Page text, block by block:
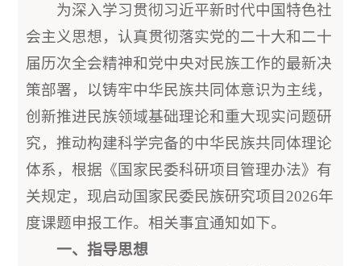
为深入学习贯彻习近平新时代中国特色社
会主义思想，认真贯彻落实党的二十大和二十
届历次全会精神和党中央对民族工作的最新决
策部署，以铸牢中华民族共同体意识为主线，
创新推进民族领域基础理论和重大现实问题研
究，推动构建科学完备的中华民族共同体理论
体系，根据《国家民委科研项目管理办法》有
关规定，现启动国家民委民族研究项目2026年
度课题申报工作。相关事宜通知如下。
一、指导思想